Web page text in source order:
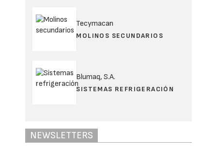
Tecymacan
MOLINOS SECUNDARIOS
Blumaq, S.A.
SISTEMAS REFRIGERACIÓN
NEWSLETTERS